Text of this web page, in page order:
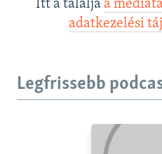
Itt a találja a
adatkezelési
Legfrissebb